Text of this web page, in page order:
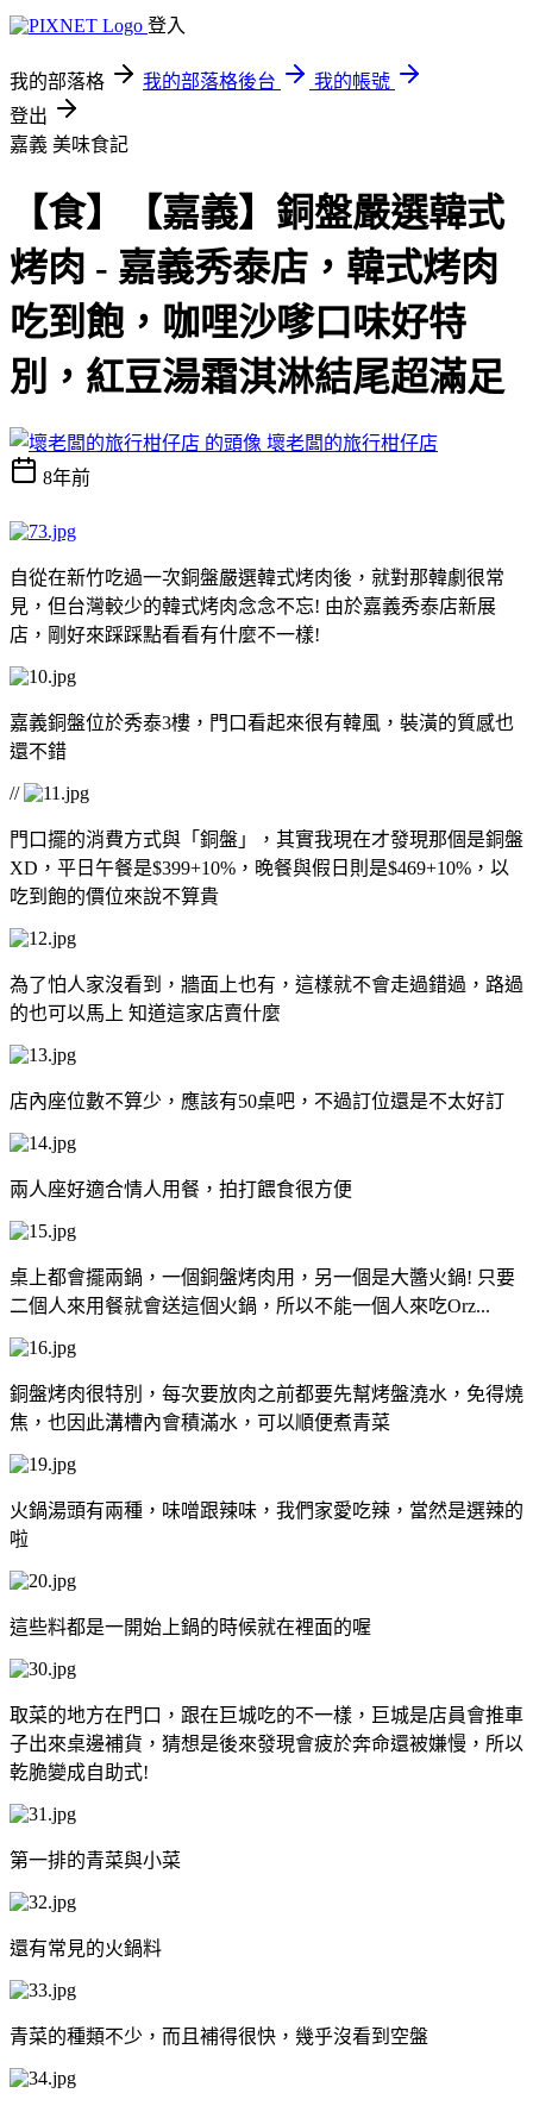
登入
我的部落格 我的部落格後台
我的帳號
登出
嘉義 美味食記
【食】【嘉義】銅盤嚴選韓式
烤肉 - 嘉義秀泰店，韓式烤肉
吃到飽，咖哩沙嗲口味好特
別，紅豆湯霜淇淋結尾超滿足
壞老闆的旅行柑仔店
8年前
自從在新竹吃過一次銅盤嚴選韓式烤肉後，就對那韓劇很常
見，但台灣較少的韓式烤肉念念不忘! 由於嘉義秀泰店新展
店，剛好來踩踩點看看有什麼不一樣!
嘉義銅盤位於秀泰3樓，門口看起來很有韓風，裝潢的質感也
還不錯
//
門口擺的消費方式與「銅盤」，其實我現在才發現那個是銅盤
XD，平日午餐是$399+10%，晚餐與假日則是$469+10%，以
吃到飽的價位來說不算貴
為了怕人家沒看到，牆面上也有，這樣就不會走過錯過，路過
的也可以馬上 知道這家店賣什麼
店內座位數不算少，應該有50桌吧，不過訂位還是不太好訂
兩人座好適合情人用餐，拍打餵食很方便
桌上都會擺兩鍋，一個銅盤烤肉用，另一個是大醬火鍋! 只要
二個人來用餐就會送這個火鍋，所以不能一個人來吃Orz...
銅盤烤肉很特別，每次要放肉之前都要先幫烤盤澆水，免得燒
焦，也因此溝槽內會積滿水，可以順便煮青菜
火鍋湯頭有兩種，味噌跟辣味，我們家愛吃辣，當然是選辣的
啦
這些料都是一開始上鍋的時候就在裡面的喔
取菜的地方在門口，跟在巨城吃的不一樣，巨城是店員會推車
子出來桌邊補貨，猜想是後來發現會疲於奔命還被嫌慢，所以
乾脆變成自助式!
第一排的青菜與小菜
還有常見的火鍋料
青菜的種類不少，而且補得很快，幾乎沒看到空盤